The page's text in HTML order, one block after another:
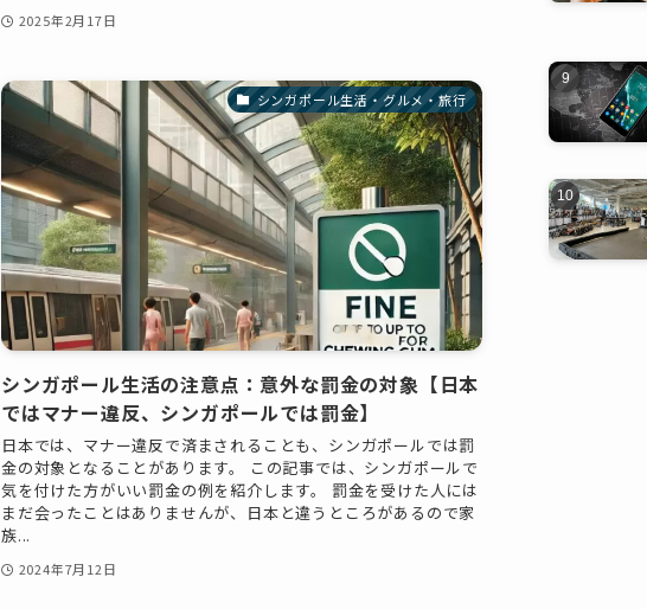
2025年2月17日
シンガポール生活・グルメ・旅行
シンガポール生活の注意点：意外な罰金の対象【日本
ではマナー違反、シンガポールでは罰金】
日本では、マナー違反で済まされることも、シンガポールでは罰
金の対象となることがあります。 この記事では、シンガポールで
気を付けた方がいい罰金の例を紹介します。 罰金を受けた人には
まだ会ったことはありませんが、日本と違うところがあるので家
族...
2024年7月12日